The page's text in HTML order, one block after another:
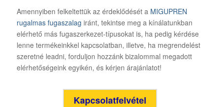
Amennyiben felkeltettük az érdeklődését a MIGUPREN
rugalmas fugaszalag iránt, tekintse meg a kínálatunkban
elérhető más fugaszerkezet-típusokat is, ha pedig kérdése
lenne termékeinkkel kapcsolatban, illetve, ha megrendelést
szeretné leadni, forduljon hozzánk bizalommal megadott
elérhetőségeink egyikén, és kérjen árajánlatot!
Kapcsolatfelvétel